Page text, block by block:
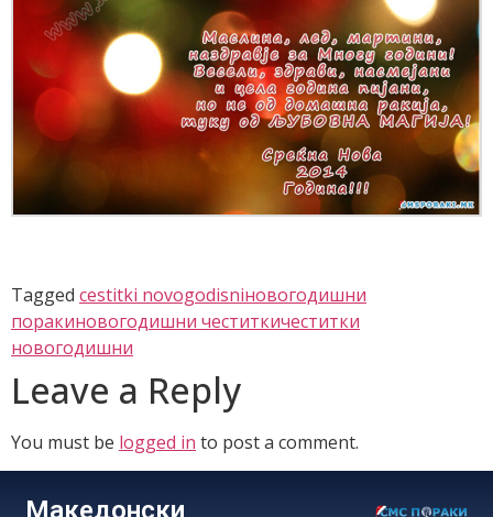
Tagged cestitki novogodisniновогодишни
поракиновогодишни честиткичеститки
новогодишни
Leave a Reply
You must be logged in to post a comment.
Македонски